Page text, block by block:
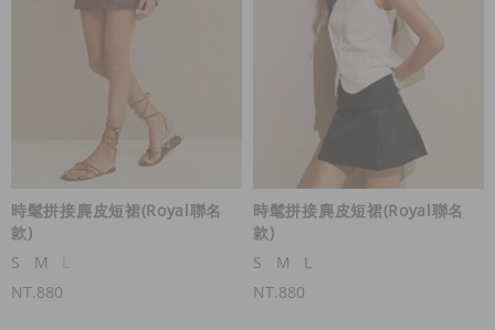
時髦拼接麂皮短裙(Royal聯名
款)
S
M
NT.880
時髦拼接麂皮短裙(Royal聯名
款)
S
M
L
NT.880